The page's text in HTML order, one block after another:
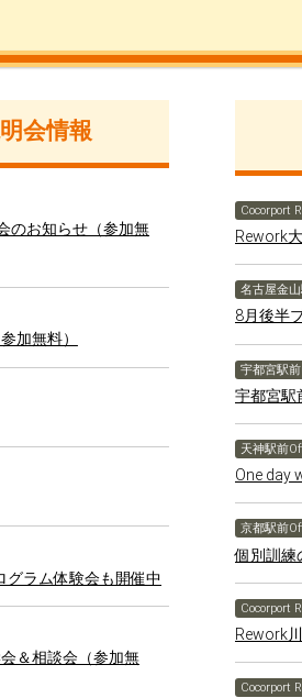
会情報
のお知らせ（参加無
加無料）
グラム体験会も開催中
＆相談会（参加無
Cocorport
Rework
名古屋金
8月後半
宇都宮駅
宇都宮駅
天神駅前
One day
京都駅前
個別訓練
Cocorport
Rework
Cocorport